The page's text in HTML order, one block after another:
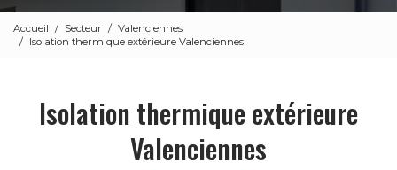
Accueil Secteur
Valenciennes
Isolation thermique extérieure Valenciennes
Isolation thermique extérieure
Valenciennes